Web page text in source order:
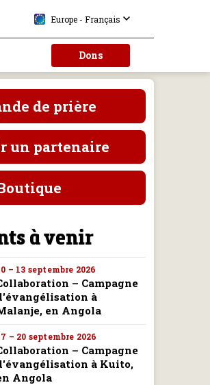
Dons
Europe - Français
de prière
un partenaire
à venir
– 13 septembre 2026
– Campagne
à
en Angola
– 20 septembre 2026
– Campagne
à Kuito,
Angola